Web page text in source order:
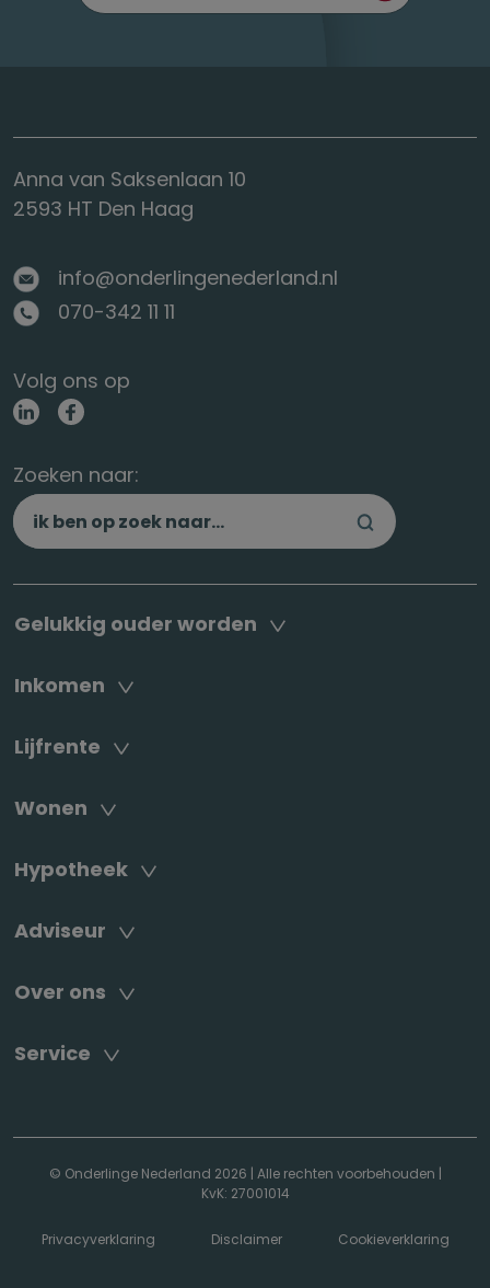
Anna van Saksenlaan 10
2593 HT Den Haag
info@onderlingenederland.nl
070-342 11 11
Volg ons op
Zoeken naar:
Gelukkig ouder worden
Inkomen
Lijfrente
Wonen
Hypotheek
Adviseur
Over ons
Service
© Onderlinge Nederland 2026 | Alle rechten voorbehouden |
KvK: 27001014
Privacyverklaring Disclaimer Cookieverklaring